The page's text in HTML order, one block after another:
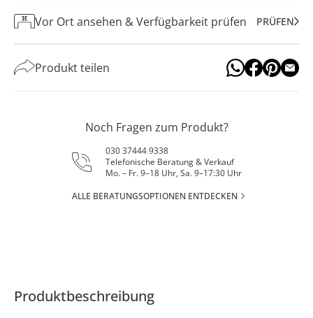
Vor Ort ansehen & Verfügbarkeit prüfen PRÜFEN
Produkt teilen
Noch Fragen zum Produkt?
030 37444 9338
Telefonische Beratung & Verkauf
Mo. – Fr. 9–18 Uhr, Sa. 9–17:30 Uhr
ALLE BERATUNGSOPTIONEN ENTDECKEN
Produktbeschreibung